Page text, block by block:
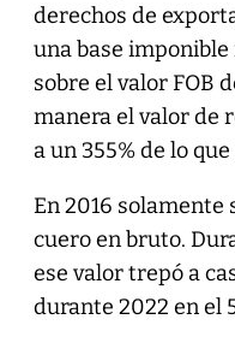
derechos de
una base imponible
sobre el valor FOB
manera el valor de
a un 355% de lo
En 2016 solamente
cuero en bruto.
ese valor trepó a
durante 2022 en el